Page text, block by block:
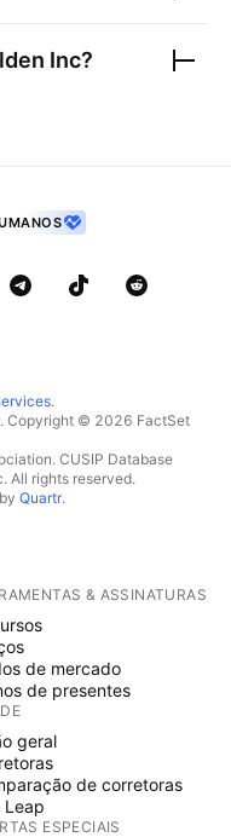
Inc?
.
Copyright © 2026 FactSet
CUSIP Database
All rights reserved.
Quartr.
& ASSINATURAS
de mercado
de presentes
geral
de corretoras
Leap
ESPECIAIS